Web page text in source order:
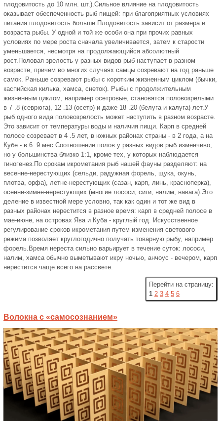
плодовитость до 10 млн. шт.).Сильное влияние на плодовитость
оказывает обеспеченность рыб пищей: при благоприятных условиях
питания плодовитость больше.Плодовитость зависит от размера и
возраста рыбы. У одной и той же особи она при прочих равных
условиях по мере роста сначала увеличивается, затем к старости
уменьшается, несмотря на продолжающийся абсолютный
рост.Половая зрелость у разных видов рыб наступает в разном
возрасте, причем во многих случаях самцы созревают на год раньше
самок. Раньше созревают рыбы с коротким жизненным циклом (бычки,
каспийская килька, хамса, снеток). Рыбы с продолжительным
жизненным циклом, например осетровые, становятся половозрелыми
в 7 .8 (севрюга), 12 .13 (осетр) и даже 18 .20 (белуга и калуга) лет.У
рыб одного вида половозрелость может наступить в разном возрасте.
Это зависит от температуры воды и наличия пищи. Карп в средней
полосе созревает в 4 .5 лет, в южных районах страны - в 2 года, а на
Кубе - в 6 .9 мес.Соотношение полов у разных видов рыб изменчиво,
но у большинства близко 1:1, кроме тех, у которых наблюдается
гиногенез.По срокам икрометания рыб нашей фауны разделяют: на
весенне-нерестующих (сельди, радужная форель, щука, окунь,
плотва, орфа), летне-нерестующих (сазан, карп, линь, красноперка),
осенне-зимне-нерестующих (многие лососи, сиги, налим, навага).Это
деление в известной мере условно, так как один и тот же вид в
разных районах нерестится в разное время: карп в средней полосе в
мае-июне, на островах Ява и Куба - круглый год. Искусственное
регулирование сроков икрометания путем изменения светового
режима позволяет круглогодично получать товарную рыбу, например
форель.Время нереста сильно варьирует в течение суток: лососи,
налим, хамса обычно выметывают икру ночью, анчоус - вечером, карп
нерестится чаще всего на рассвете.
Перейти на страницу:
1 2 3 4 5 6
Волокна с «самосознанием»